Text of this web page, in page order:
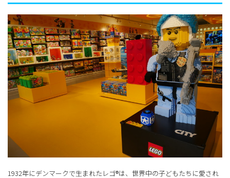
1932年にデンマークで生まれたレゴ®は、世界中の子どもたちに愛され